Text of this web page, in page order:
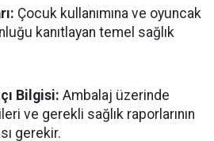
Çocuk kullanımına ve oyuncak
kanıtlayan temel sağlık
Bilgisi: Ambalaj üzerinde
ve gerekli sağlık raporlarının
gerekir.